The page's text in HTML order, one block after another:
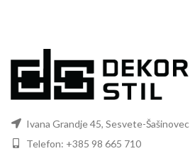
Ivana Grandje 45, Sesvete-Šašinovec
Telefon: +385 98 665 710